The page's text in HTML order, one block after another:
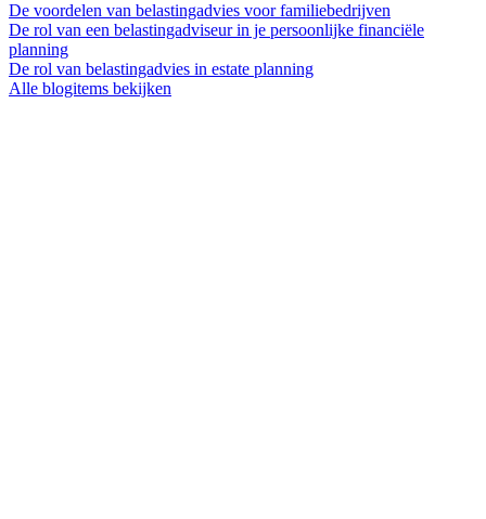
De voordelen van belastingadvies voor familiebedrijven
De rol van een belastingadviseur in je persoonlijke financiële
planning
De rol van belastingadvies in estate planning
Alle blogitems bekijken